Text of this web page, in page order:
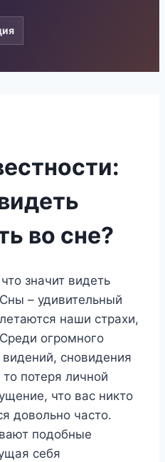
во сне?
значит видеть
– удивительный
наши страхи,
огромного
сновидения
потеря личной
что вас никто
довольно часто.
подобные
себя